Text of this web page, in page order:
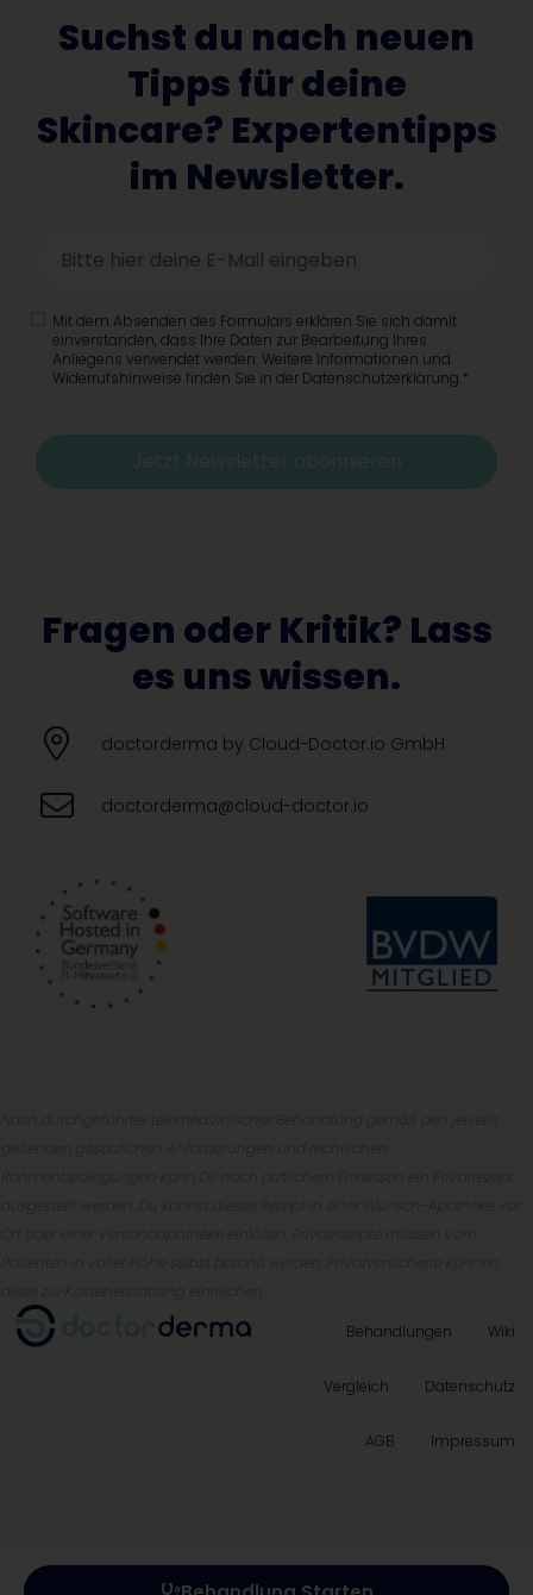
Suchst du nach neuen
Tipps für deine
Skincare? Expertentipps
im Newsletter.
Mit dem Absenden des Formulars erklären Sie sich damit
einverstanden, dass Ihre Daten zur Bearbeitung Ihres
Anliegens verwendet werden. Weitere Informationen und
Widerrufshinweise finden Sie in der Datenschutzerklärung.*
Jetzt Newsletter abonnieren
Fragen oder Kritik? Lass
es uns wissen.
doctorderma by Cloud-Doctor.io GmbH
doctorderma@cloud-doctor.io
Behandlungen
Wiki
Vergleich Datenschutz
AGB Impressum